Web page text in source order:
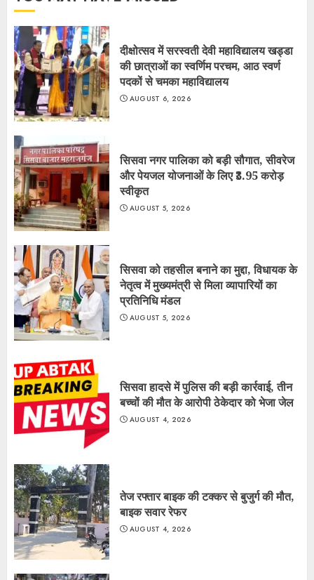
दीक्षोत्सव में सरस्वती देवी महाविद्यालय खड्डा
की छात्राओं का स्वर्णिम परचम, आठ स्वर्ण
पदकों से चमका महाविद्यालय
AUGUST 6, 2026
सिसवा नगर पालिका को बड़ी सौगात, सीवरेज
और पेयजल योजनाओं के लिए ₹3.95 करोड़
स्वीकृत
AUGUST 5, 2026
सिसवा को तहसील बनाने का मुद्दा, विधायक के
नेतृत्व में मुख्यमंत्री से मिला व्यापारियों का
प्रतिनिधि मंडल
AUGUST 5, 2026
सिसवा हादसे में पुलिस की बड़ी कार्रवाई, तीन
बच्चों की मौत के आरोपी ठेकेदार को भेजा जेल
AUGUST 4, 2026
तेज रफ्तार बाइक की टक्कर से बुजुर्ग की मौत,
बाइक सवार रेफर
AUGUST 4, 2026